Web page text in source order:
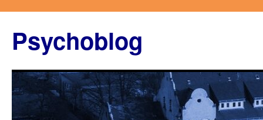
springen
Psychoblog